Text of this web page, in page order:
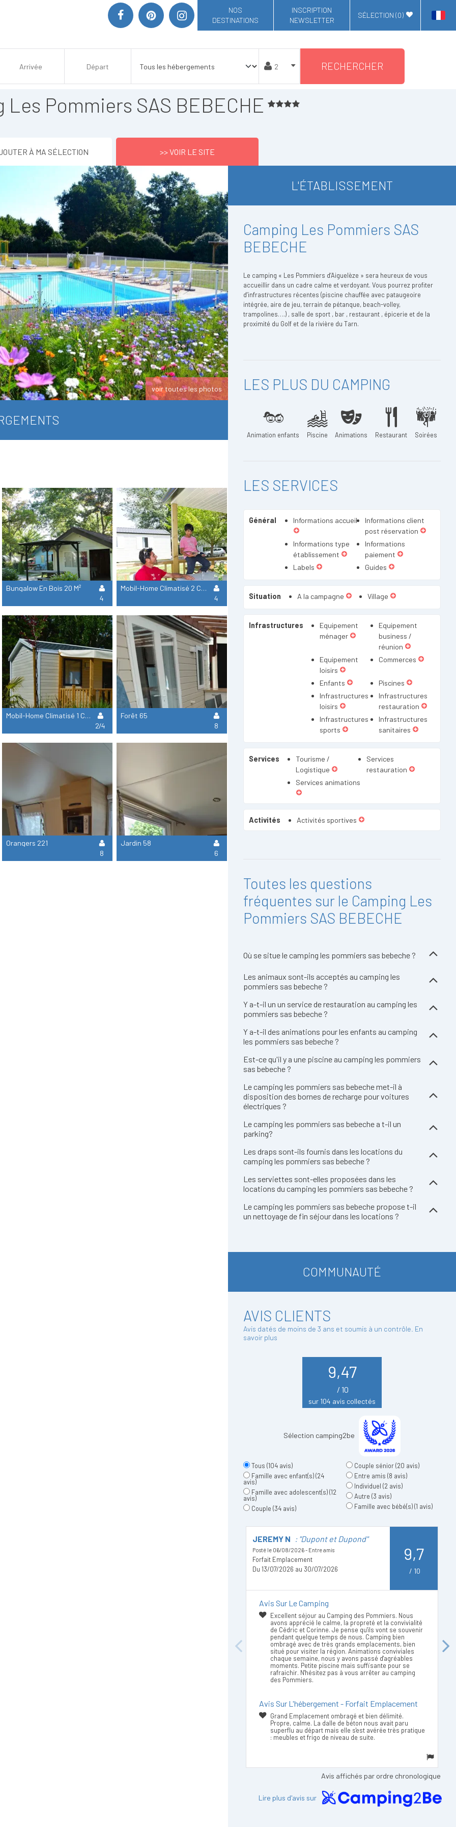
NOS
DESTINATIONS
INSCRIPTION
NEWSLETTER
SÉLECTION (0)
RECHERCHER
Les Pommiers SAS BEBECHE
À MA SÉLECTION >> VOIR LE SITE
voir toutes les photos
Bungalow En Bois 20 M²
4
Mobil-Home Climatisé 2 Chambres - 31 M² - Terrasse Semi-Couverte Incluse
4
Mobil-Home Climatisé 1 Chambre - 20 M² + Terrasse Couverte De 8 M²
2/4
Forêt 65
8
Orangers 221
8
Jardin 58
6
L'ÉTABLISSEMENT
Camping Les Pommiers SAS
BEBECHE
Le camping « Les Pommiers d’Aiguelèze » sera heureux de vous
accueillir dans un cadre calme et verdoyant. Vous pourrez profiter
d’infrastructures récentes (piscine chauffée avec pataugeoire
intégrée, aire de jeu, terrain de pétanque, beach-volley,
trampolines….) , salle de sport , bar , restaurant , épicerie et de la
proximité du Golf et de la rivière du Tarn.
LES PLUS DU CAMPING
Animation enfants Piscine Animations Restaurant Soirées
LES SERVICES
Général Informations accueil
Informations client
post réservation
Informations type
établissement
Informations
paiement
Labels
Guides
Situation A la campagne Village
Infrastructures
Equipement
ménager
Equipement
business /
réunion
Equipement
loisirs
Commerces
Enfants
Piscines
Infrastructures
loisirs
Infrastructures
restauration
Infrastructures
sports
Infrastructures
sanitaires
Services
Tourisme /
Logistique
Services
restauration
Services animations
Activités Activités sportives
Toutes les questions
fréquentes sur le Camping Les
Pommiers SAS BEBECHE
Où se situe le camping les pommiers sas bebeche ?
Les animaux sont-ils acceptés au camping les
pommiers sas bebeche ?
Y a-t-il un un service de restauration au camping les
pommiers sas bebeche ?
Y a-t-il des animations pour les enfants au camping
les pommiers sas bebeche ?
Est-ce qu'il y a une piscine au camping les pommiers
sas bebeche ?
Le camping les pommiers sas bebeche met-il à
disposition des bornes de recharge pour voitures
électriques ?
Le camping les pommiers sas bebeche a t-il un
parking?
Les draps sont-ils fournis dans les locations du
camping les pommiers sas bebeche ?
Les serviettes sont-elles proposées dans les
locations du camping les pommiers sas bebeche ?
Le camping les pommiers sas bebeche propose t-il
un nettoyage de fin séjour dans les locations ?
COMMUNAUTÉ
AVIS CLIENTS
Avis datés de moins de 3 ans et soumis à un contrôle. En
savoir plus
9,47
/ 10
sur 104 avis collectés
Sélection camping2be
Tous (104 avis)
Famille avec enfant(s)(24
avis)
Famille avec adolescent(s)(12
avis)
Couple (34 avis)
Couple sénior(20 avis)
Entre amis (8 avis)
Individuel (2 avis)
Autre (3 avis)
Famille avec bébé(s)(1 avis)
Previous
JEREMY N : "Dupont et Dupond"
Posté le 06/08/2026 - Entre amis
Forfait Emplacement
Du 13/07/2026 au 30/07/2026
9,7
/ 10
Avis Sur Le Camping
Excellent séjour au Camping des Pommiers. Nous
avons apprécié le calme, la propreté et la convivialité
de Cédric et Corinne. Je pense qu'ils vont se souvenir
pendant quelque temps de nous. Camping bien
ombragé avec de très grands emplacements, bien
situé pour visiter la région. Animations conviviales
chaque semaine, nous y avons passé d'agréables
moments. Petite piscine mais suffisante pour se
rafraichir. N'hésitez pas à vous arrêter au camping
des Pommiers.
Avis Sur L'hébergement - Forfait Emplacement
Grand Emplacement ombragé et bien délimité.
Propre, calme. La dalle de béton nous avait paru
superflu au départ mais elle s'est avérée très pratique
: meubles et frigo de niveau de suite.
Next
Avis affichés par ordre chronologique
Lire plus d'avis sur